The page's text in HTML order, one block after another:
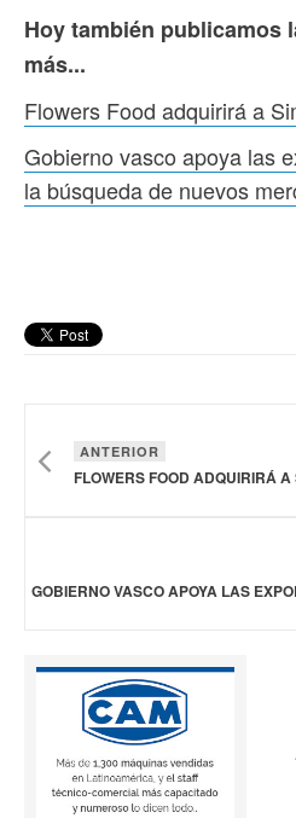
Hoy también publicamos
más...
Flowers Food adquirirá a
Gobierno vasco apoya las
la búsqueda de nuevos
ANTERIOR
FLOWERS FOOD ADQUIRIRÁ